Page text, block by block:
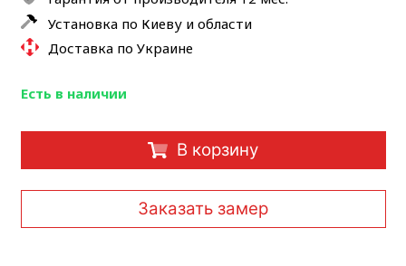
Установка по Киеву и области
Доставка по Украине
Есть в наличии
В корзину
Заказать замер